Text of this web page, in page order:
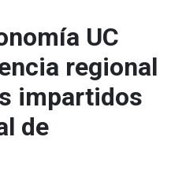
UC
regional
impartidos
de